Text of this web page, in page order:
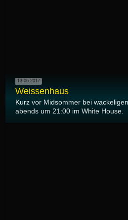
13.06.2017
Weissenhaus
Kurz vor Midsommer bei
abends um 21:00 im White House.